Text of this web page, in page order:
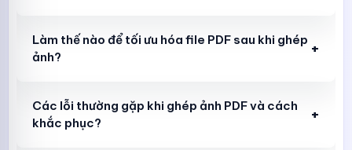
Làm thế nào để tối ưu hóa file PDF sau khi ghép
ảnh?
+
Các lỗi thường gặp khi ghép ảnh PDF và cách
khắc phục?
+